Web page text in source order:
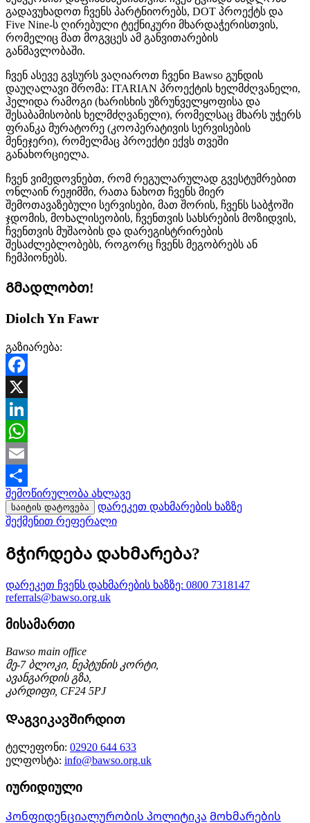
გადავუხადოთ ჩვენს პარტნიორებს, DOT პროექტს და
Five Nine-ს ღირებული ტექნიკური მხარდაჭერისთვის,
რომელიც მათ მოგვცეს ამ განვითარების
განმავლობაში.
ჩვენ ასევე გვსურს ვაღიაროთ ჩვენი Bawso გუნდის
დაუღალავი შრომა: ITARIAN პროექტის ხელმძღვანელი,
ჰელიდა რამოგი (ხარისხის უზრუნველყოფისა და
შესაბამისობის ხელმძღვანელი), რომელსაც მხარს უჭერს
ფრანკა მურატორე (კოოპერატივის სერვისების
მენეჯერი), რომელმაც პროექტი ექვს თვეში
განახორციელა.
ჩვენ ვიმედოვნებთ, რომ რეგულარულად გვესტუმრებით
ონლაინ რეჟიმში, რათა ნახოთ ჩვენს მიერ
შემოთავაზებული სერვისები, მათ შორის, ჩვენს საბჭოში
ჯდომის, მოხალისეობის, ჩვენთვის სახსრების მოზიდვის,
ჩვენთვის მუშაობის და დარეგისტრირების
შესაძლებლობებს, როგორც ჩვენს მეგობრებს ან
ჩემპიონებს.
Გმადლობთ!
Diolch Yn Fawr
გაზიარება:
Facebook
X
LinkedIn
WhatsApp
Email
Share
შემოწირულობა ახლავე
საიტის დატოვება
დარეკეთ დახმარების ხაზზე
შექმენით რეფერალი
Გჭირდება დახმარება?
დარეკეთ ჩვენს დახმარების ხაზზე: 0800 7318147
referrals@bawso.org.uk
მისამართი
Bawso main office
მე-7 ბლოკი, ნეპტუნის კორტი,
ავანგარდის გზა,
კარდიფი, CF24 5PJ
Დაგვიკავშირდით
ტელეფონი: 02920 644 633
ელფოსტა: info@bawso.org.uk
იურიდიული
Კონფიდენციალურობის პოლიტიკა Მოხმარების